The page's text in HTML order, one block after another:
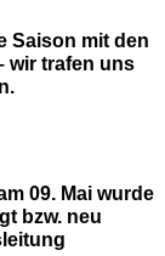
Saison mit den
wir trafen uns
09. Mai wurde
bzw. neu